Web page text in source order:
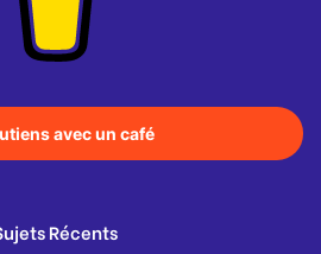
avec un café
Récents